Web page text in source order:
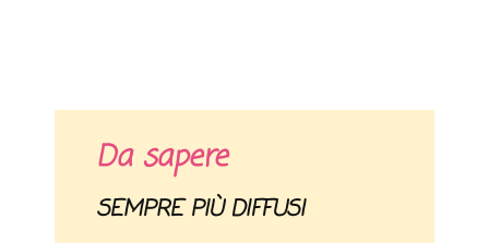
Da sapere
SEMPRE PIÙ DIFFUSI